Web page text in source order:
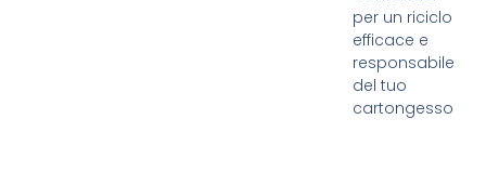
per un riciclo
efficace e
responsabile
del tuo
cartongesso